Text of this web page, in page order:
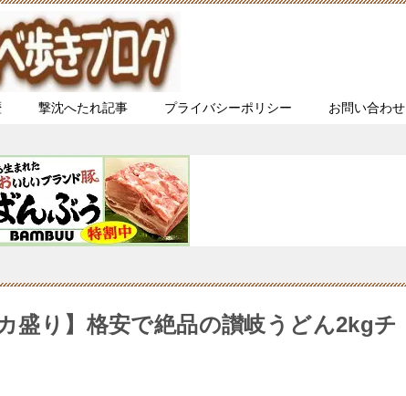
撃沈へたれ記事 プライバシーポリシー お問い合わせ
盛り】格安で絶品の讃岐うどん2kgチ